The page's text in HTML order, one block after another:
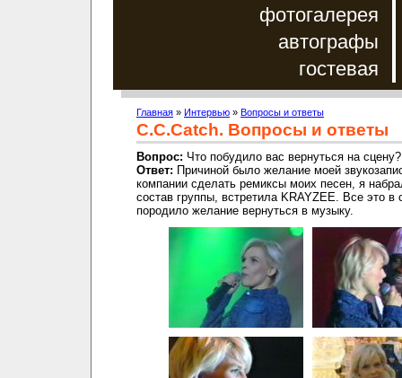
фотогалерея
автографы
гостевая
Главная » Интервью » Вопросы и ответы
C.C.Catch. Вопросы и ответы
Вопрос: Что побудило вас вернуться на сцену?
Ответ: Причиной было желание моей
компании сделать ремиксы моих песен, я
состав группы, встретила KRAYZEE. Все это в
породило желание вернуться в музыку.